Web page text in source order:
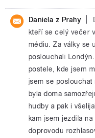
Daniela z Prahy
kteří se celý večer
médiu. Za války se
poslouchali
postele, kde jsem
jsem se poslouchat
byla doma
hudby a pak i
kam jsem jezdila
doprovodu